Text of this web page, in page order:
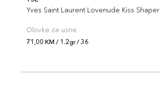
Yves Saint Laurent Lovenude Kiss Shaper
Olovke za usne
71,00 KM / 1.2gr / 36